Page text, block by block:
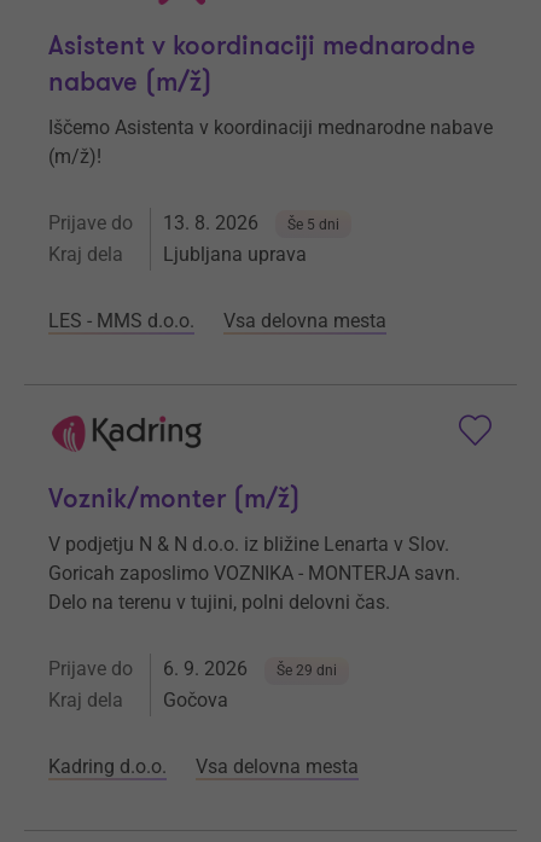
Asistent v koordinaciji mednarodne
nabave (m/ž)
Iščemo Asistenta v koordinaciji mednarodne nabave
(m/ž)!
Prijave do 13. 8. 2026 Še 5 dni
Kraj dela Ljubljana uprava
LES - MMS d.o.o. Vsa delovna mesta
Voznik/monter (m/ž)
V podjetju N & N d.o.o. iz bližine Lenarta v Slov.
Goricah zaposlimo VOZNIKA - MONTERJA savn.
Delo na terenu v tujini, polni delovni čas.
Prijave do 6. 9. 2026 Še 29 dni
Kraj dela Gočova
Kadring d.o.o. Vsa delovna mesta